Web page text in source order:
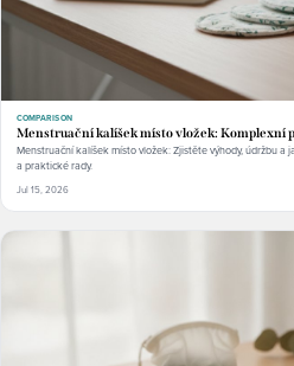
COMPARISON
Menstruační kalíšek místo vložek: Komplexní
Menstruační kalíšek místo vložek: Zjistěte výhody, údržbu a
a praktické rady.
Jul 15, 2026